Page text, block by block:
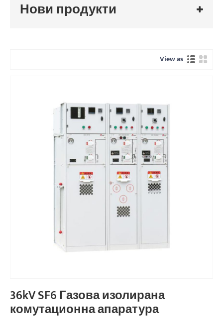
Нови продукти
View as
36kV SF6 Газова изолирана
комутационна апаратура